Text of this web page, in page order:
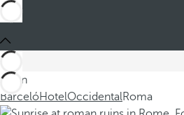
Sei in
BarcelóHotelOccidentalRoma